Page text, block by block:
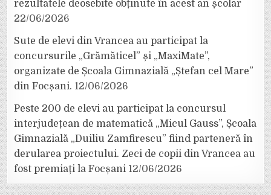
rezultatele deosebite obținute în acest an școlar
22/06/2026
Sute de elevi din Vrancea au participat la
concursurile „Grămăticel” și „MaxiMate”,
organizate de Școala Gimnazială „Ștefan cel Mare”
din Focșani. 12/06/2026
Peste 200 de elevi au participat la concursul
interjudețean de matematică „Micul Gauss”, Școala
Gimnazială „Duiliu Zamfirescu” fiind parteneră în
derularea proiectului. Zeci de copii din Vrancea au
fost premiați la Focșani 12/06/2026